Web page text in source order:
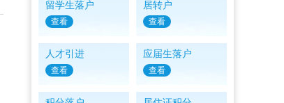
留学生落户
查看
居转户
查看
人才引进
查看
应届生落户
查看